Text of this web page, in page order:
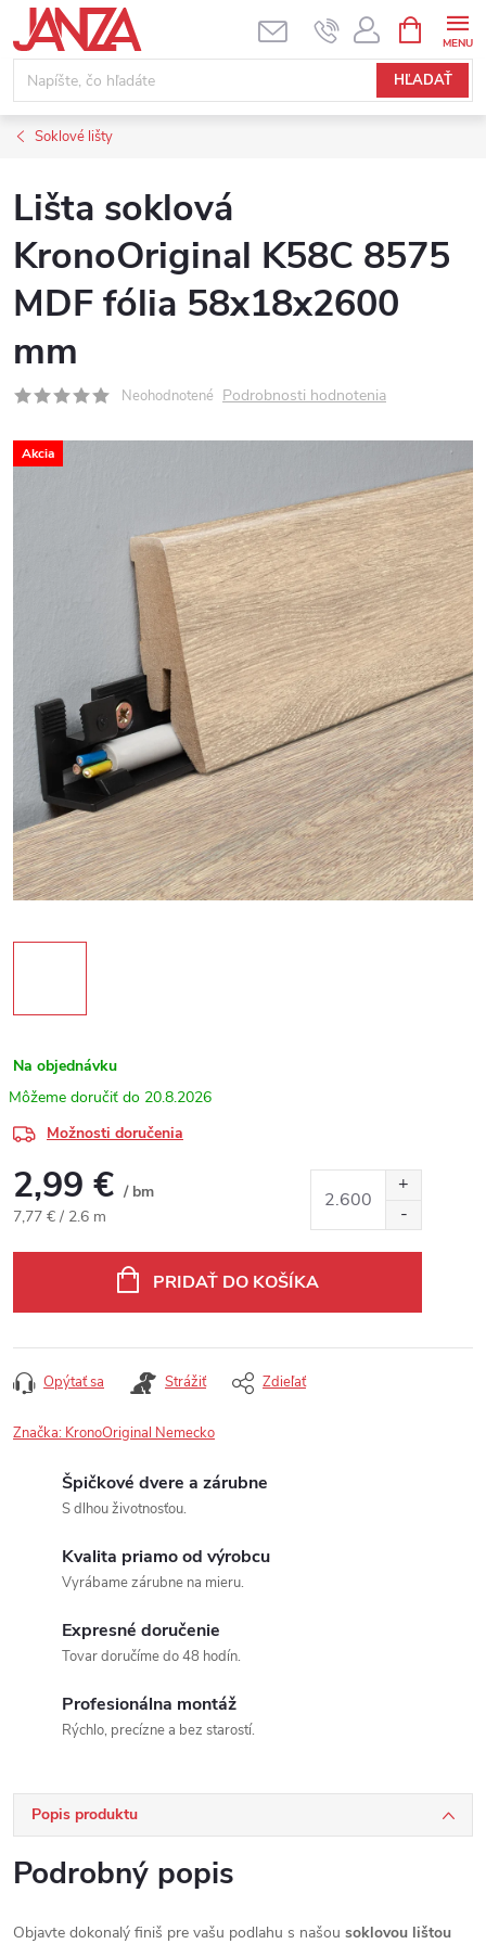
Prejsť na obsah
HĽADAŤ
Soklové lišty
Lišta soklová
KronoOriginal K58C 8575
MDF fólia 58x18x2600
mm
Neohodnotené Podrobnosti hodnotenia
Akcia
Na objednávku
20.8.2026
Možnosti doručenia
2,99 € / bm
Jednotková cena:
7,77 € / 2.6 m
PRIDAŤ DO KOŠÍKA
Opýtať sa Strážiť Zdieľať
Značka: KronoOriginal Nemecko
Špičkové dvere a zárubne
S dlhou životnosťou.
Kvalita priamo od výrobcu
Vyrábame zárubne na mieru.
Expresné doručenie
Tovar doručíme do 48 hodín.
Profesionálna montáž
Rýchlo, precízne a bez starostí.
Popis produktu
Podrobný popis
Objavte dokonalý finiš pre vašu podlahu s našou soklovou lištou